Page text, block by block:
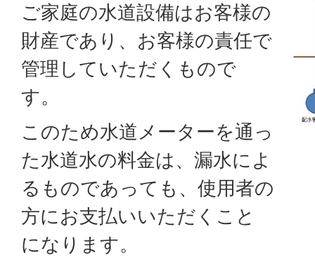
ご家庭の水道設備はお客様の
財産であり、お客様の責任で
管理していただくもので
す。
このため水道メーターを通っ
た水道水の料金は、漏水によ
るものであっても、使用者の
方にお支払いいただくこと
になります。